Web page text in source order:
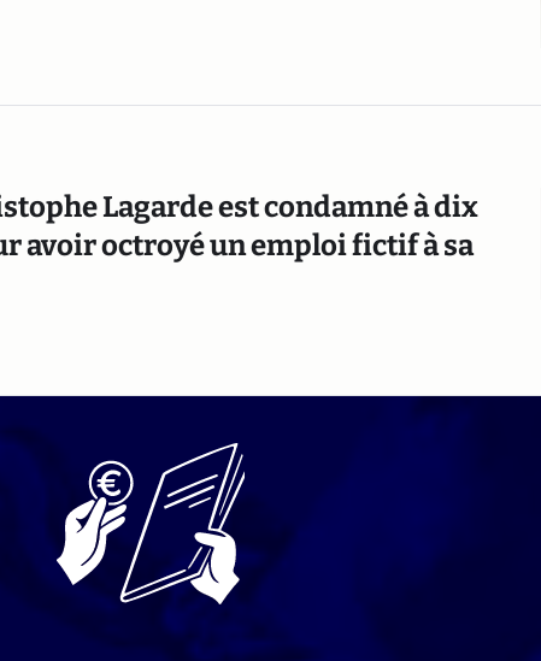
Lagarde est condamné à dix
avoir octroyé un emploi fictif à sa